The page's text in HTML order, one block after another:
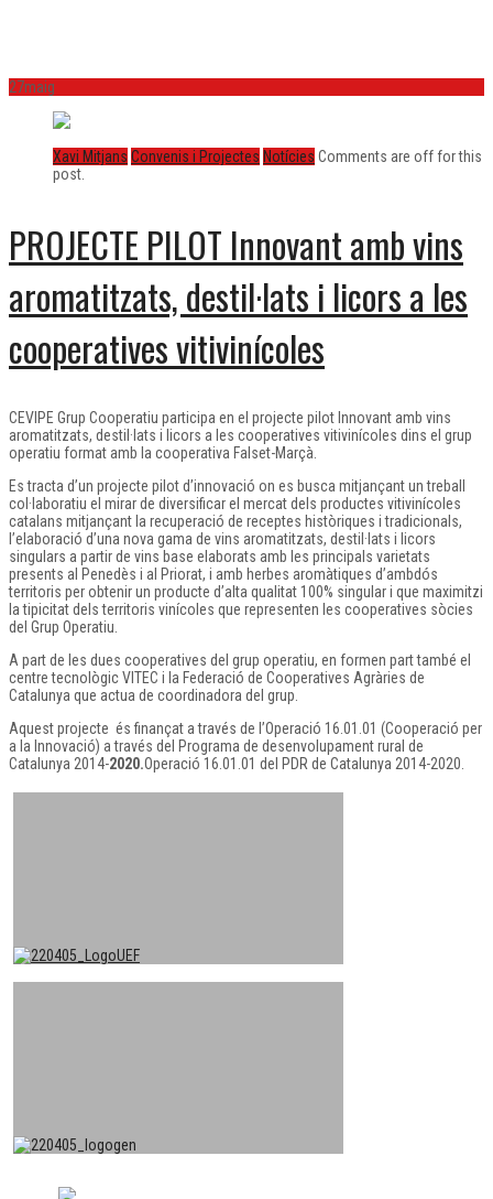
27maig
Xavi Mitjans Convenis i Projectes Notícies Comments are off for this
post.
PROJECTE PILOT Innovant amb vins
aromatitzats, destil·lats i licors a les
cooperatives vitivinícoles
CEVIPE Grup Cooperatiu participa en el projecte pilot Innovant amb vins
aromatitzats, destil·lats i licors a les cooperatives vitivinícoles dins el grup
operatiu format amb la cooperativa Falset-Marçà.
Es tracta d’un projecte pilot d’innovació on es busca mitjançant un treball
col·laboratiu el mirar de diversificar el mercat dels productes vitivinícoles
catalans mitjançant la recuperació de receptes històriques i tradicionals,
l’elaboració d’una nova gama de vins aromatitzats, destil·lats i licors
singulars a partir de vins base elaborats amb les principals varietats
presents al Penedès i al Priorat, i amb herbes aromàtiques d’ambdós
territoris per obtenir un producte d’alta qualitat 100% singular i que maximitzi
la tipicitat dels territoris vinícoles que representen les cooperatives sòcies
del Grup Operatiu.
A part de les dues cooperatives del grup operatiu, en formen part també el
centre tecnològic VITEC i la Federació de Cooperatives Agràries de
Catalunya que actua de coordinadora del grup.
Aquest projecte és finançat a través de l’Operació 16.01.01 (Cooperació per
a la Innovació) a través del Programa de desenvolupament rural de
Catalunya 2014-2020.Operació 16.01.01 del PDR de Catalunya 2014-2020.